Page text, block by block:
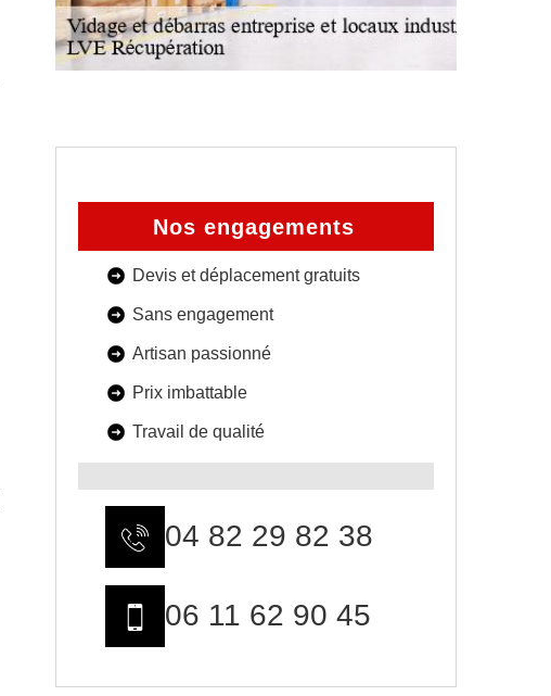
Nos engagements
Devis et déplacement gratuits
Sans engagement
Artisan passionné
Prix imbattable
Travail de qualité
04 82 29 82 38
06 11 62 90 45